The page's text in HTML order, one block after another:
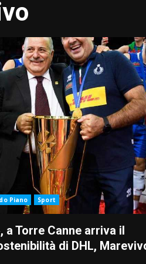
Piano Sport
a Torre Canne arriva il
di DHL,